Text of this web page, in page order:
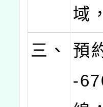
域
三、
預
-